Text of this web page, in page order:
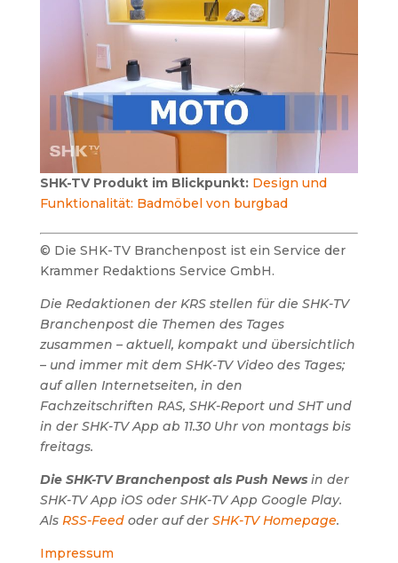
SHK-TV Produkt im Blickpunkt: Design und
Funktionalität: Badmöbel von burgbad
© Die SHK-TV Branchenpost ist ein Service der
Krammer Redaktions Service GmbH.
Die Redaktionen der KRS stellen für die SHK-TV
Branchenpost die Themen des Tages
zusammen – aktuell, kompakt und übersichtlich
– und immer mit dem SHK-TV Video des Tages;
auf allen Internetseiten, in den
Fachzeitschriften RAS, SHK-Report und SHT und
in der SHK-TV App ab 11.30 Uhr von montags bis
freitags.
Die SHK-TV Branchenpost als Push Newsin der
SHK-TV App iOS oder SHK-TV App Google Play.
Als RSS-Feedoder auf der SHK-TV Homepage.
Impressum